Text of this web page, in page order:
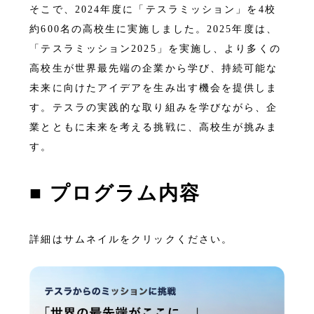
そこで、2024年度に「テスラミッション」を4校
約600名の高校生に実施しました。2025年度は、
「テスラミッション2025」を実施し、より多くの
高校生が世界最先端の企業から学び、持続可能な
未来に向けたアイデアを生み出す機会を提供しま
す。テスラの実践的な取り組みを学びながら、企
業とともに未来を考える挑戦に、高校生が挑みま
す。
■ プログラム内容
詳細はサムネイルをクリックください。